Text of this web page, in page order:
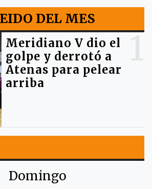
DEL MES
Meridiano V dio el
golpe y derrotó a
Atenas para pelear
arriba
Domingo